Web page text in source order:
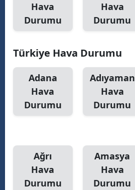
Hava
Durumu
Hava
Durumu
Türkiye Hava Durumu
Adana
Hava
Durumu
Adıyaman
Hava
Durumu
Ağrı
Hava
Durumu
Amasya
Hava
Durumu